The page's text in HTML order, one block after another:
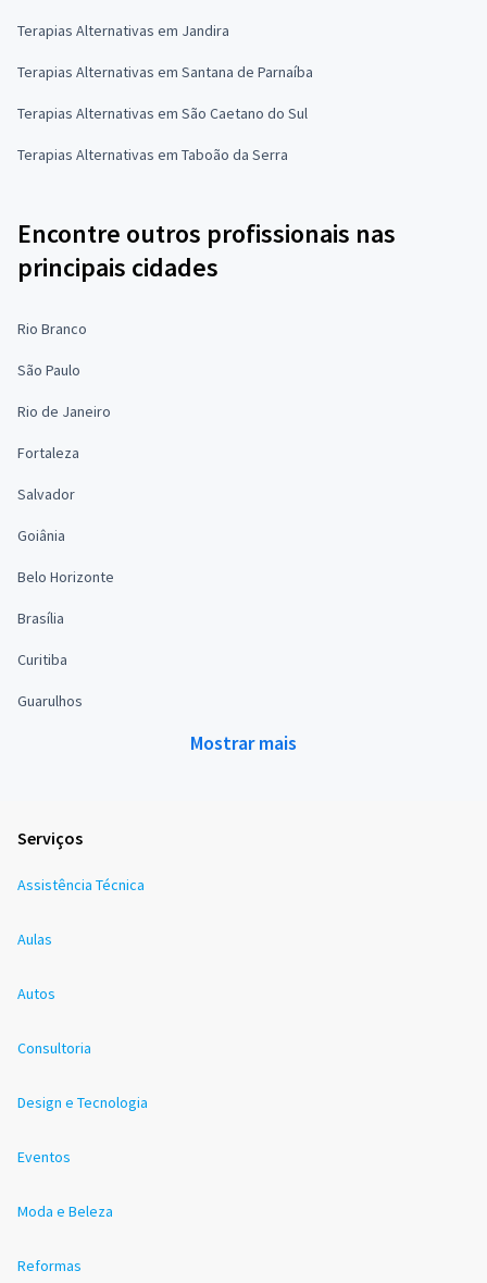
Terapias Alternativas em Jandira
Terapias Alternativas em Santana de Parnaíba
Terapias Alternativas em São Caetano do Sul
Terapias Alternativas em Taboão da Serra
Encontre outros profissionais nas
principais cidades
Rio Branco
São Paulo
Rio de Janeiro
Fortaleza
Salvador
Goiânia
Belo Horizonte
Brasília
Curitiba
Guarulhos
Mostrar mais
Serviços
Assistência Técnica
Aulas
Autos
Consultoria
Design e Tecnologia
Eventos
Moda e Beleza
Reformas